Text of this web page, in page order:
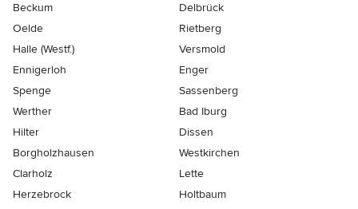
Beckum
Delbrück
Oelde
Rietberg
Halle (Westf.)
Versmold
Ennigerloh
Enger
Spenge
Sassenberg
Werther
Bad Iburg
Hilter
Dissen
Borgholzhausen
Westkirchen
Clarholz
Lette
Herzebrock
Holtbaum